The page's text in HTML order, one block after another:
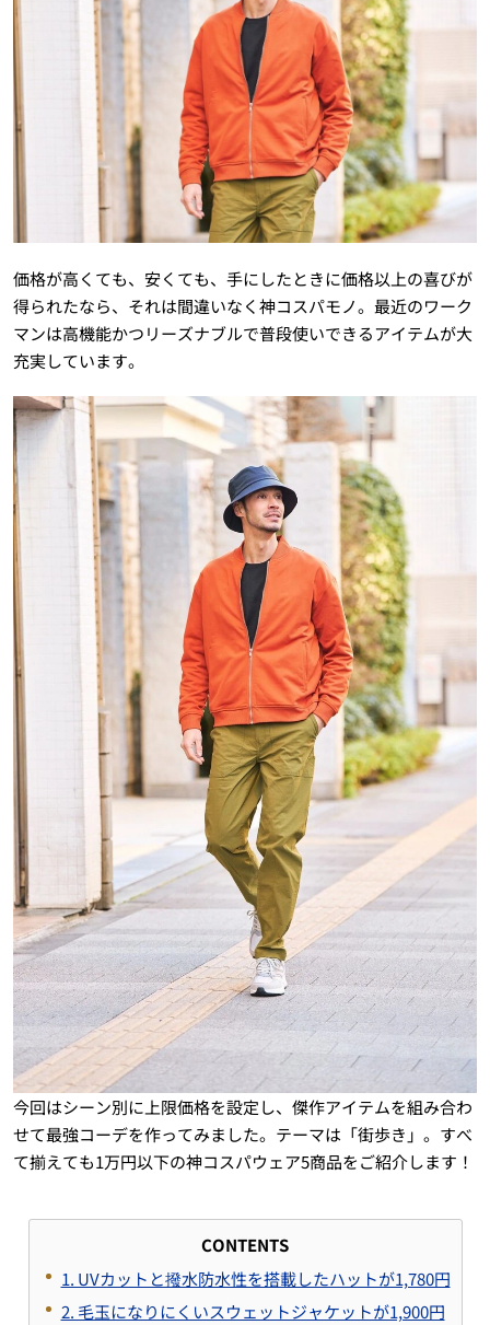
価格が高くても、安くても、手にしたときに価格以上の喜びが
得られたなら、それは間違いなく神コスパモノ。最近のワーク
マンは高機能かつリーズナブルで普段使いできるアイテムが大
充実しています。
今回はシーン別に上限価格を設定し、傑作アイテムを組み合わ
せて最強コーデを作ってみました。テーマは「街歩き」。すべ
て揃えても1万円以下の神コスパウェア5商品をご紹介します！
CONTENTS
1. UVカットと撥水防水性を搭載したハットが1,780円
2. 毛玉になりにくいスウェットジャケットが1,900円